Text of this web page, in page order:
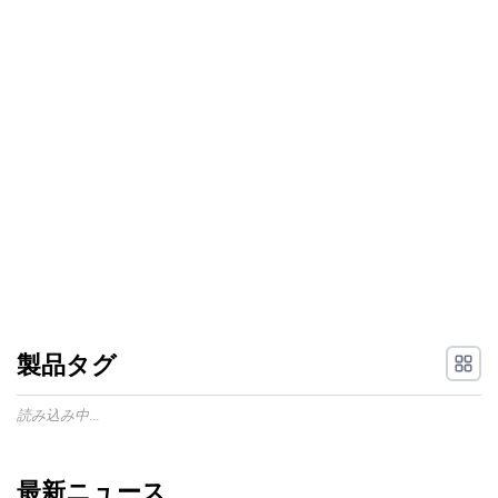
製品タグ
読み込み中...
最新ニュース